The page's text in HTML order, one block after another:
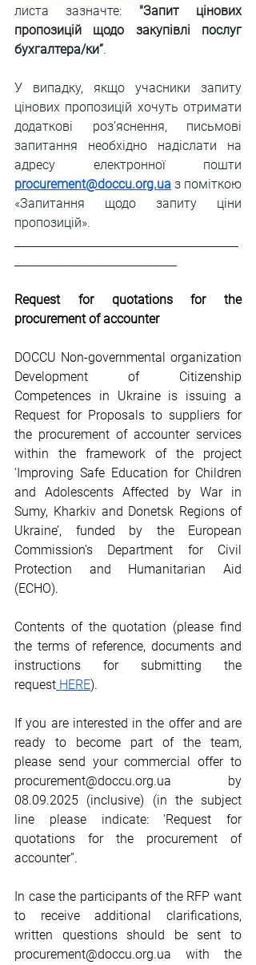
листа зазначте: "Запит цінових
пропозицій щодо закупівлі послуг
бухгалтера/ки”.
У випадку, якщо учасники запиту
цінових пропозицій хочуть отримати
додаткові роз’яснення, письмові
запитання необхідно надіслати на
procurement@doccu.org.ua з поміткою
«Запитання щодо запиту ціни
пропозицій».
Request for quotations for the
procurement of accounter
DOCCU Non-governmental organization
Development of Citizenship
Competences in Ukraine is issuing a
Request for Proposals to suppliers for
the procurement of accounter services
within the framework of the project
‘Improving Safe Education for Children
and Adolescents Affected by War in
Sumy, Kharkiv and Donetsk Regions of
Ukraine’, funded by the European
Commission's Department for Civil
Protection and Humanitarian Aid
(ECHO).
Contents of the quotation (please find
the terms of reference, documents and
instructions for submitting the
request HERE).
If you are interested in the offer and are
ready to become part of the team,
procurement@doccu.org.ua by
08.09.2025 (inclusive) (in the subject
line please indicate: ‘Request for
quotations for the procurement of
accounter”.
In case the participants of the RFP want
to receive additional clarifications,
procurement@doccu.org.ua with the